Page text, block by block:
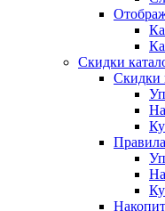
Скидки
Скидки